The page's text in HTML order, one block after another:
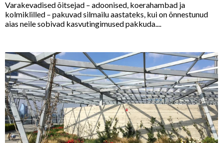
Varakevadised õitsejad – adoonised, koerahambad ja
kolmiklilled – pakuvad silmailu aastateks, kui on õnnestunud
aias neile sobivad kasvutingimused pakkuda....